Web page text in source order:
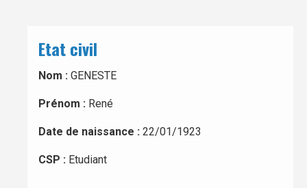
Etat civil
Nom : GENESTE
Prénom : René
Date de naissance : 22/01/1923
CSP : Etudiant